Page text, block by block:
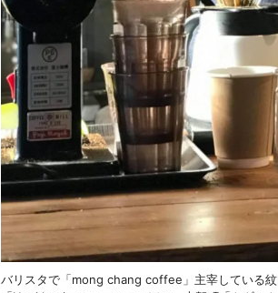
バリスタで「mong chang coffee」主宰している